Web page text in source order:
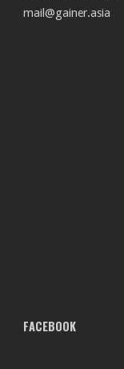
mail@gainer.asia
FACEBOOK